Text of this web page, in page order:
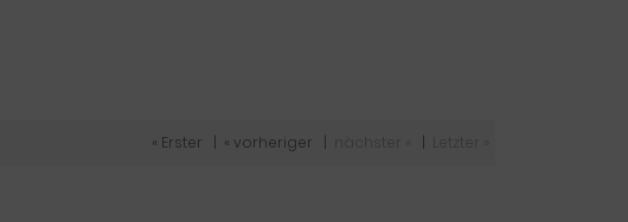
« Erster « vorheriger